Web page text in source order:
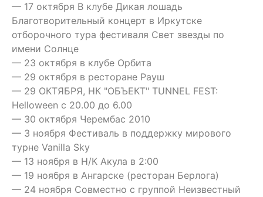
— 17 октября В клубе Дикая лошадь
Благотворительный концерт в Иркутске
отборочного тура фестиваля Свет звезды по
имени Солнце
— 23 октября в клубе Орбита
— 29 октября в ресторане Рауш
— 29 ОКТЯБРЯ, НК "ОБЪЕКТ" TUNNEL FEST:
Helloween с 20.00 до 6.00
— 30 октября Черембас 2010
— 3 ноября Фестиваль в поддержку мирового
турне Vanilla Sky
— 13 ноября в Н/К Акула в 2:00
— 19 ноября в Ангарске (ресторан Берлога)
— 24 ноября Совместно с группой Неизвестный